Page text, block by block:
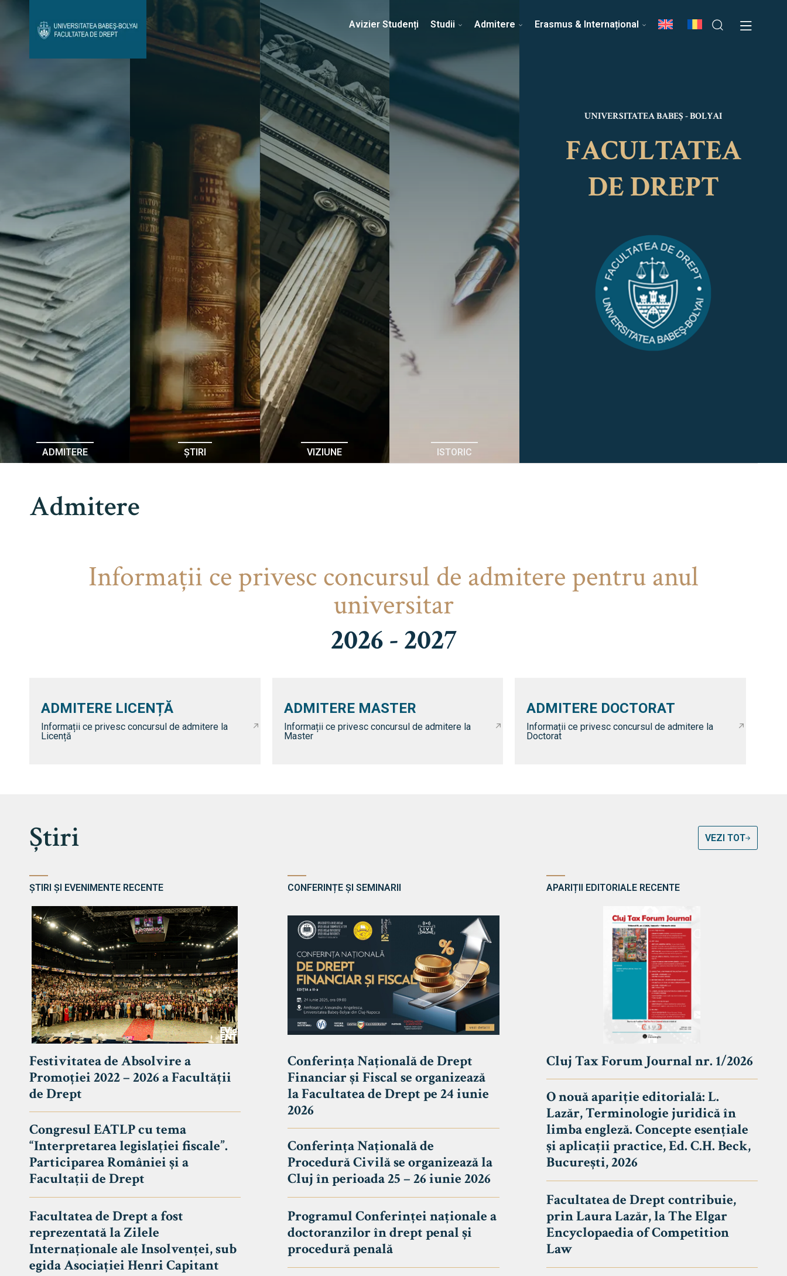
Avizier Studenți Admitere Erasmus & Internațional Despre Facultate Știri Echipa Facultății
Contact
UNIVERSITATEA BABEȘ - BOLYAI
Avizier Studenți
Studii
Avizier Studenți Studii Admitere Erasmus & Internațional
ADMITERE ȘTIRI VIZIUNE ISTORIC
UNIVERSITATEA BABEȘ - BOLYAI
FACULTATEA
DE DREPT
Admitere
Informaţii ce privesc concursul de admitere pentru anul
universitar
2026 - 2027
ADMITERE LICENȚĂ
Informații ce privesc concursul de admitere la
Licență
ADMITERE MASTER
Informații ce privesc concursul de admitere la
Master
ADMITERE DOCTORAT
Informații ce privesc concursul de admitere la
Doctorat
Știri VEZI TOT
ȘTIRI ȘI EVENIMENTE RECENTE
Festivitatea de Absolvire a
Promoției 2022 – 2026 a Facultății
de Drept
Congresul EATLP cu tema
“Interpretarea legislației fiscale”.
Participarea României și a
Facultații de Drept
Facultatea de Drept a fost
reprezentată la Zilele
Internaționale ale Insolvenței, sub
egida Asociației Henri Capitant
CONFERINȚE ȘI SEMINARII
Conferința Națională de Drept
Financiar și Fiscal se organizează
la Facultatea de Drept pe 24 iunie
2026
Conferința Națională de
Procedură Civilă se organizează la
Cluj în perioada 25 – 26 iunie 2026
Programul Conferinței naționale a
doctoranzilor în drept penal și
procedură penală
APARIȚII EDITORIALE RECENTE
Cluj Tax Forum Journal nr. 1/2026
O nouă apariție editorială: L.
Lazăr, Terminologie juridică în
limba engleză. Concepte esențiale
și aplicații practice, Ed. C.H. Beck,
București, 2026
Facultatea de Drept contribuie,
prin Laura Lazăr, la The Elgar
Encyclopaedia of Competition
Law